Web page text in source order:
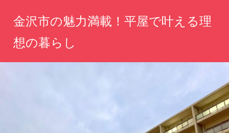
ツ
金沢市の魅力満載！平屋で叶える理
想の暮らし